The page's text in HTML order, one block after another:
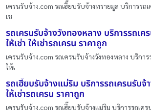
เครนรับจ้าง.com รถเฮี๊ยบรับจ้างทรายมูล บริการรถ
เช
รถเครนรับจ้างวังทองหลาง บริการรถเค
ให้เช่า ให้เช่ารถเครน ราคาถูก
เครนรับจ้าง.com รถเครนรับจ้างวังทองหลาง บริการ
ให้เ
รถเฮี๊ยบรับจ้างแม่ริม บริการรถเครนรับจ้า
ให้เช่ารถเครน ราคาถูก
เครนรับจ้าง.com รถเฮี๊ยบรับจ้างแม่ริม บริการรถเคร